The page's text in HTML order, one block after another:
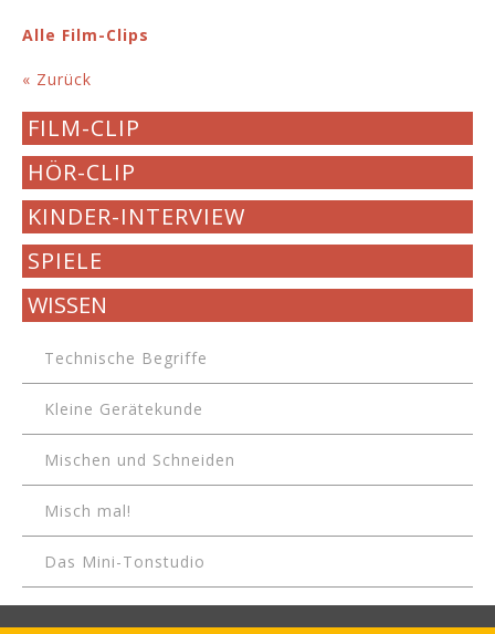
Alle Film-Clips
« Zurück
FILM-CLIP
HÖR-CLIP
KINDER-INTERVIEW
SPIELE
WISSEN
Technische Begriffe
Kleine Gerätekunde
Mischen und Schneiden
Misch mal!
Das Mini-Tonstudio